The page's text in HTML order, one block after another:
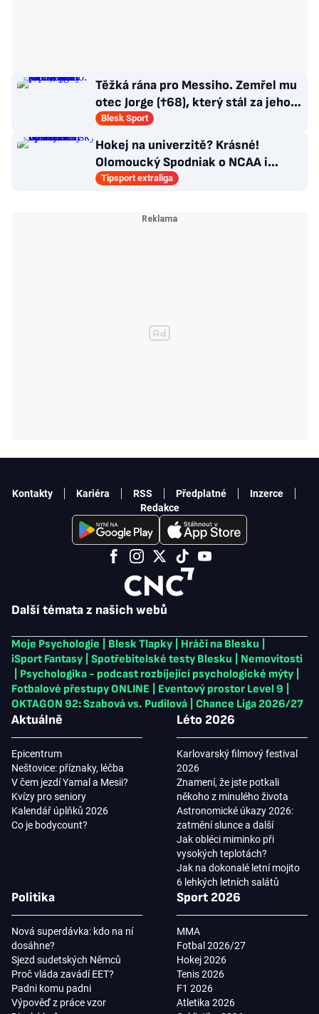
Těžká rána pro Messiho. Zemřel mu
otec Jorge (†68), který stál za jeho
úspěchy
Blesk Sport
Hokej na univerzitě? Krásné!
Olomoucký Spodniak o NCAA i
vysokoškolských titulech
Tipsport extraliga
Další témata z našich webů
Moje Psychologie Blesk Tlapky Hráči na Blesku
iSport Fantasy
Spotřebitelské testy Blesku
Nemovitosti
Psychologika - podcast rozbíjející psychologické mýty
Fotbalové přestupy ONLINE
Eventový prostor Level 9
OKTAGON 92: Szabová vs. Pudilová
Chance Liga 2026/27
Aktuálně
Epicentrum
Neštovice: příznaky, léčba
V čem jezdí Yamal a Mesii?
Kvízy pro seniory
Kalendář úplňků 2026
Co je bodycount?
Léto 2026
Karlovarský filmový festival
2026
Znamení, že jste potkali
někoho z minulého života
Astronomické úkazy 2026:
zatmění slunce a další
Jak obléci miminko při
vysokých teplotách?
Jak na dokonalé letní mojito
6 lehkých letních salátů
Politika
Nová superdávka: kdo na ní
dosáhne?
Sjezd sudetských Němců
Proč vláda zavádí EET?
Padni komu padni
Výpověď z práce vzor
Sport 2026
MMA
Fotbal 2026/27
Hokej 2026
Tenis 2026
F1 2026
Atletika 2026
Kontakty Kariéra RSS Předplatné
Inzerce
Redakce